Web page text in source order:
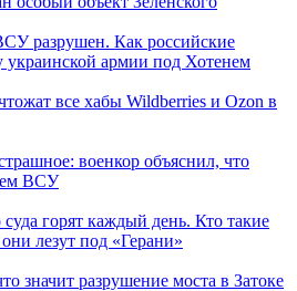
разрушен. Как российские
армии под Хотенем
все хабы Wildberries и Ozon в
военкор объяснил, что
ВСУ
горят каждый день. Кто такие
лезут под «Герани»
значит разрушение моста в Затоке